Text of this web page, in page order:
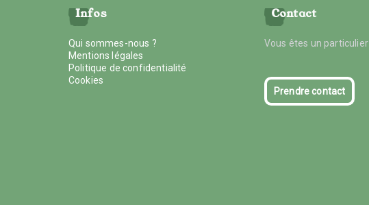
Infos
Qui sommes-nous ?
Mentions légales
Politique de confidentialité
Cookies
Contact
Vous êtes un particulier
Prendre contact